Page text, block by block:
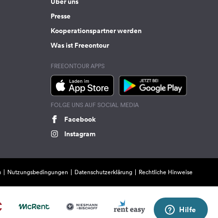
Presse
Kooperationspartner werden
Was ist Freeontour
FREEONTOUR APPS
FOLGE UNS AUF SOCIAL MEDIA
Facebook
Instagram
Nutzungsbedingungen Datenschutzerklärung Rechtliche Hinweise
Hilfe